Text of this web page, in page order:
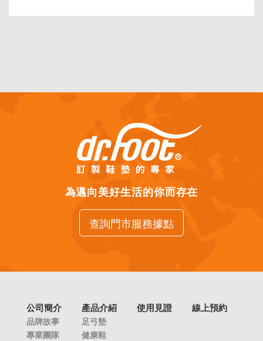
為邁向美好生活的你而存在
查詢門市服務據點
公司簡介
品牌故事
專業團隊
產品介紹
足弓墊
健康鞋
使用見證 線上預約